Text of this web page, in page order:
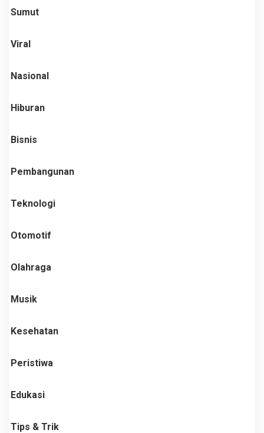
Sumut
Viral
Nasional
Hiburan
Bisnis
Pembangunan
Teknologi
Otomotif
Olahraga
Musik
Kesehatan
Peristiwa
Edukasi
Tips & Trik